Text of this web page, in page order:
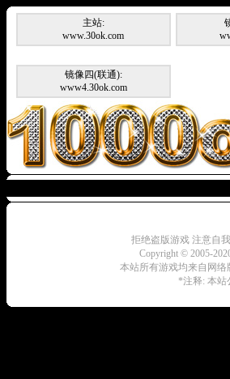
主站:
www.30ok.com
镜像四(联通):
www4.30ok.com
拒绝盗版游戏 注意自
Copyright © 2005-
本站所有游戏均来自网络
*注释: 本站